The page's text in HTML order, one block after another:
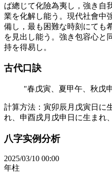
ば總じて化險為夷し，強き自
業を化解し能う。現代社會中
備し，最も困難な時刻にても
を見出し能う。強き包容心と
持を得易し。
古代口訣
"春戊寅、夏甲午、秋戊
計算方法： 寅卯辰月戊寅日に
れ、申酉戌月戊申日に生まれ
八字实例分析
2025/03/10 00:00
年柱